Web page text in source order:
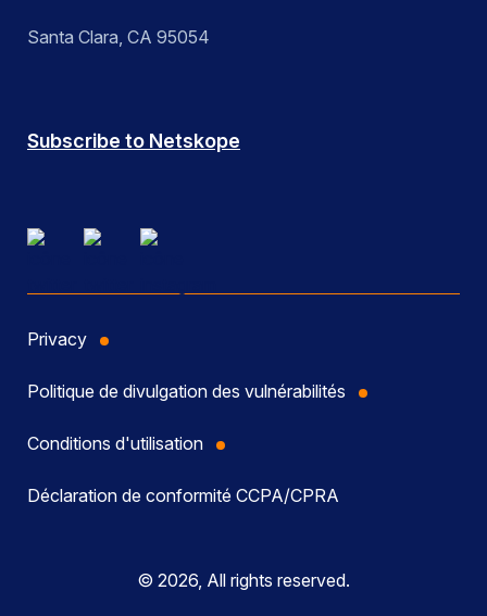
Santa Clara, CA 95054
Subscribe to Netskope
Privacy
Politique de divulgation des vulnérabilités
Conditions d'utilisation
Déclaration de conformité CCPA/CPRA
© 2026, All rights reserved.